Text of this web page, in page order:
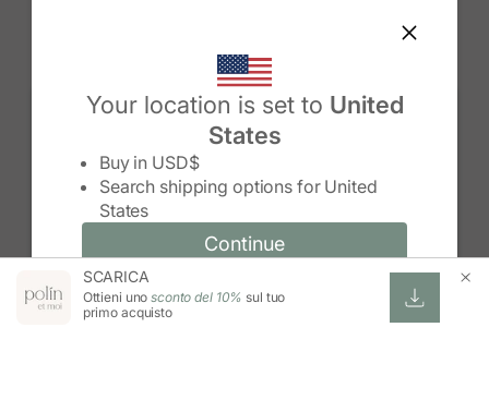
Your location is set to United
States
Buy in USD$
Search shipping options for United
States
Continue
Change country/region and language
Change country/region
Continue
TONGA (TOP T$)
TRINIDAD E TOBAGO (TTD $)
TUNISIA (USD $)
TURCHIA (TRY ₺)
TURKMENISTAN (USD $)
UNGHERIA (EUR €)
UZBEKISTAN (UZS SO'M)
VANUATU (VUV VT)
VIETNAM (VND ₫)
WALLIS E FUTUNA (XPF FR)
SCARICA
Ottieni unosconto del 10% sul tuo
primo acquisto